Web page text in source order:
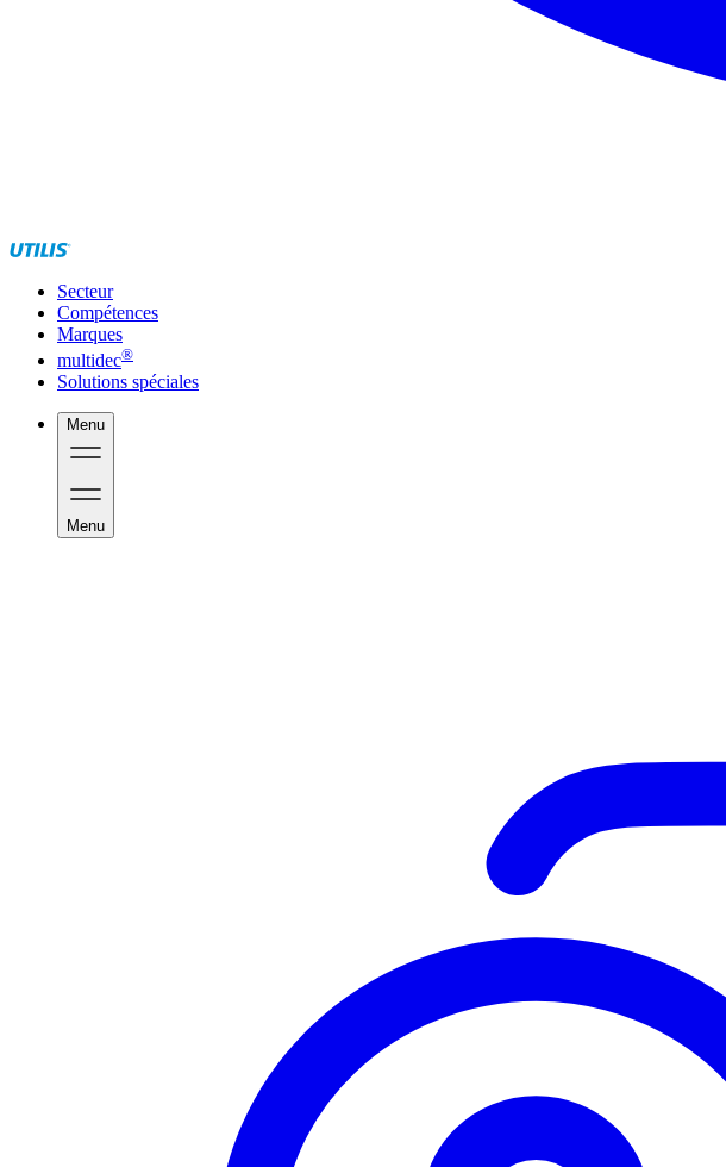
Secteur
Compétences
Marques
multidec®
Solutions spéciales
Menu
Menu